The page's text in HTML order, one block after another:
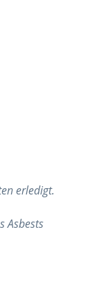
erledigt.
Asbests